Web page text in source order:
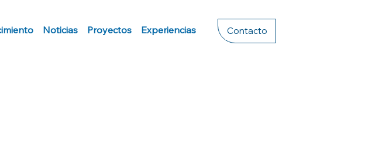
Noticias Proyectos Experiencias Contacto